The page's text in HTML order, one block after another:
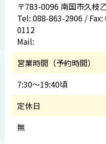
〒783-0096 南国市久枝
Tel: 088-863-2906 / Fax:
0112
Mail:
営業時間（予約時間）
7:30～19:40頃
定休日
無